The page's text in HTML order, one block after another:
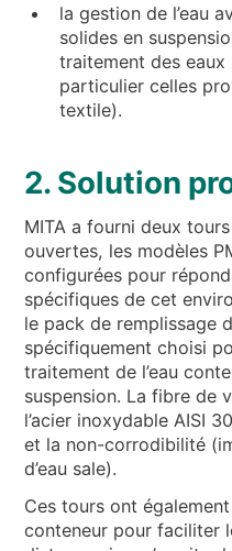
la gestion de l’eau
solides en
traitement des eaux
particulier celles
textile).
2. Solution
MITA a fourni deux
ouvertes, les modèles
configurées pour
spécifiques de cet
le pack de remplissage
spécifiquement choisi
traitement de l’eau
suspension. La fibre de
l’acier inoxydable AISI
et la non-corrodibilité
d’eau sale).
Ces tours ont
conteneur pour faciliter